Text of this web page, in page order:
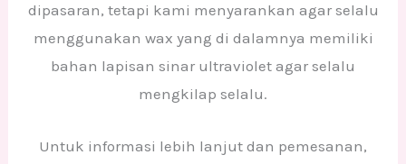
dipasaran, tetapi kami menyarankan agar selalu
menggunakan wax yang di dalamnya memiliki
bahan lapisan sinar ultraviolet agar selalu
mengkilap selalu.
Untuk informasi lebih lanjut dan pemesanan,